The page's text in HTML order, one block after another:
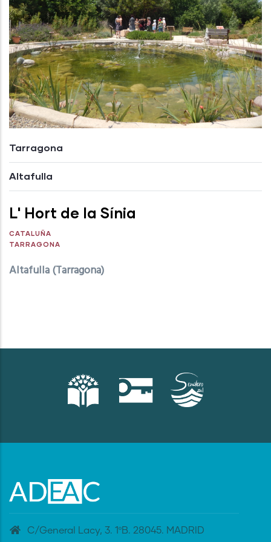
Tarragona
Altafulla
L' Hort de la Sínia
CATALUÑA
TARRAGONA
Altafulla (Tarragona)
C/General Lacy, 3. 1ºB. 28045. MADRID